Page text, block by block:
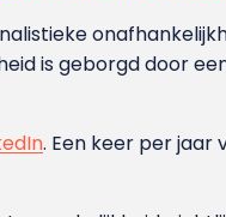
is geborgd door
. Een keer per jaar